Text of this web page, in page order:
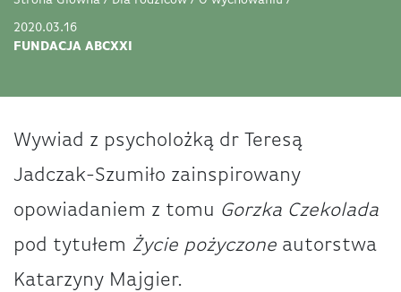
2020.03.16
FUNDACJA ABCXXI
Wywiad z psycholożką dr Teresą
Jadczak-Szumiło zainspirowany
opowiadaniem z tomu Gorzka Czekolada
pod tytułem Życie pożyczone autorstwa
Katarzyny Majgier.